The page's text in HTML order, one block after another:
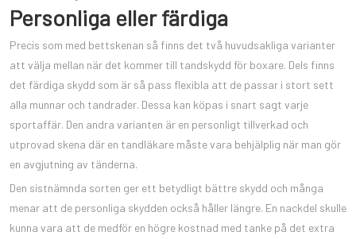
Personliga eller färdiga
Precis som med bettskenan så finns det två huvudsakliga varianter
att välja mellan när det kommer till tandskydd för boxare. Dels finns
det färdiga skydd som är så pass flexibla att de passar i stort sett
alla munnar och tandrader. Dessa kan köpas i snart sagt varje
sportaffär. Den andra varianten är en personligt tillverkad och
utprovad skena där en tandläkare måste vara behjälplig när man gör
en avgjutning av tänderna.
Den sistnämnda sorten ger ett betydligt bättre skydd och många
menar att de personliga skydden också håller längre. En nackdel skulle
kunna vara att de medför en högre kostnad med tanke på det extra